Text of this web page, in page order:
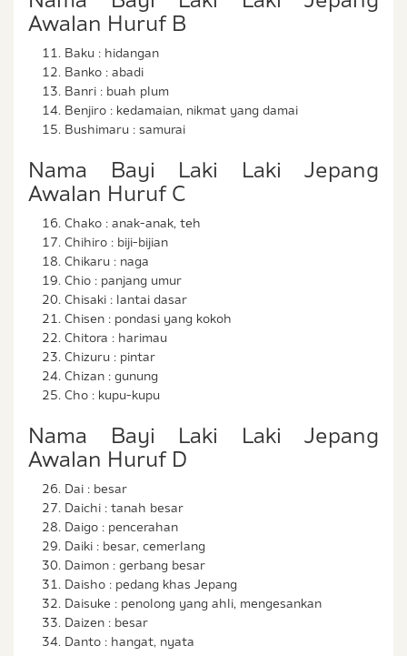
Awalan Huruf B
Baku : hidangan
Banko : abadi
Banri : buah plum
Benjiro : kedamaian, nikmat yang damai
Bushimaru : samurai
Nama Bayi Laki Laki Jepang
Awalan Huruf C
Chako : anak-anak, teh
Chihiro : biji-bijian
Chikaru : naga
Chio : panjang umur
Chisaki : lantai dasar
Chisen : pondasi yang kokoh
Chitora : harimau
Chizuru : pintar
Chizan : gunung
Cho : kupu-kupu
Nama Bayi Laki Laki Jepang
Awalan Huruf D
Dai : besar
Daichi : tanah besar
Daigo : pencerahan
Daiki : besar, cemerlang
Daimon : gerbang besar
Daisho : pedang khas Jepang
Daisuke : penolong yang ahli, mengesankan
Daizen : besar
Danto : hangat, nyata